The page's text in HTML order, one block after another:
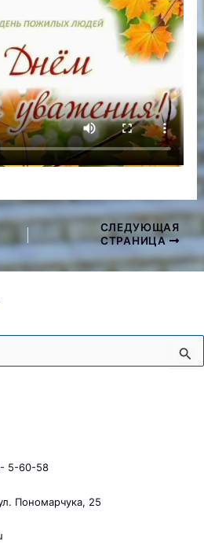
СЛЕДУЮЩАЯ
СТРАНИЦА
5-60-58
Пономарчука, 25